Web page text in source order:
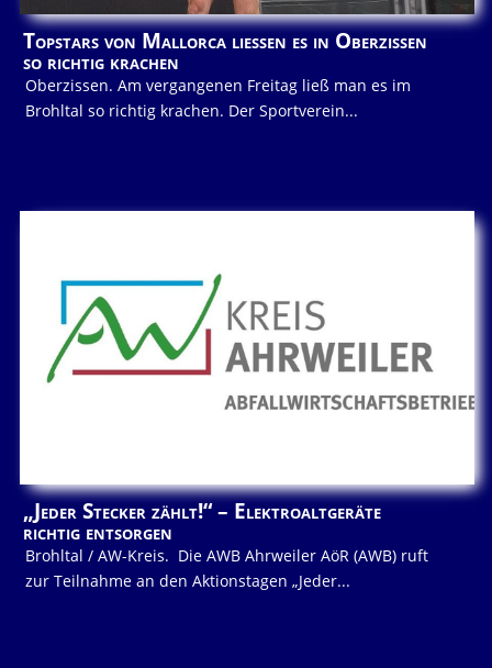
Topstars von Mallorca ließen es in Oberzissen
so richtig krachen
Oberzissen. Am vergangenen Freitag ließ man es im
Brohltal so richtig krachen. Der Sportverein...
„Jeder Stecker zählt!“ – Elektroaltgeräte
richtig entsorgen
Brohltal / AW-Kreis. Die AWB Ahrweiler AöR (AWB) ruft
zur Teilnahme an den Aktionstagen „Jeder...